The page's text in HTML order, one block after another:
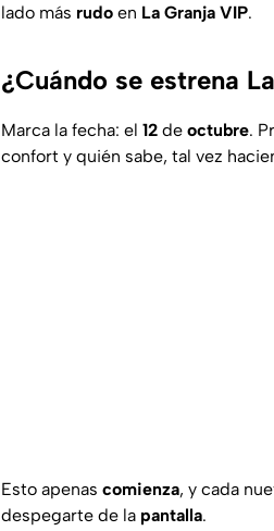
lado más rudo en La Granja VIP.
¿Cuándo se estrena
Marca la fecha: el 12 de octubre.
confort y quién sabe, tal vez
Esto apenas comienza, y cada
despegarte de la pantalla.